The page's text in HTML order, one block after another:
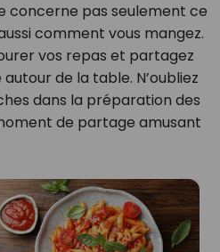
concerne pas seulement ce
comment vous mangez.
vos repas et partagez
de la table. N’oubliez
dans la préparation des
de partage amusant